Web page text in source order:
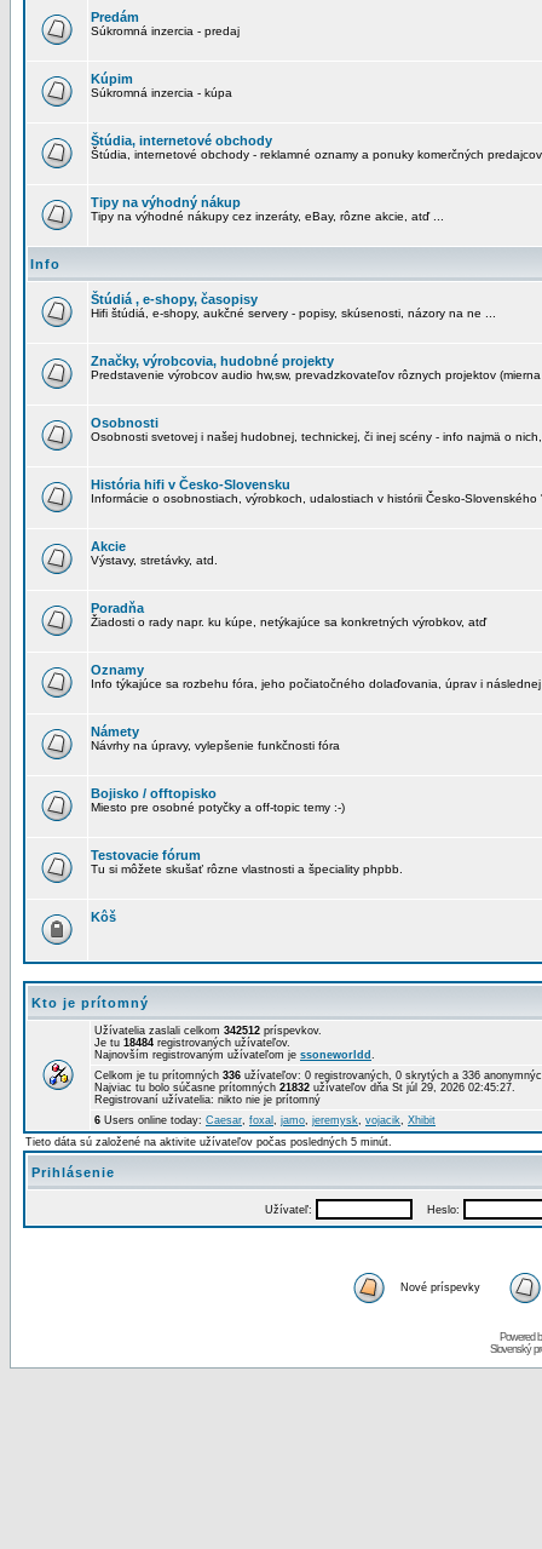
Predám
Súkromná inzercia - predaj
Kúpim
Súkromná inzercia - kúpa
Štúdia, internetové obchody
Štúdia, internetové obchody - reklamné oznamy a ponuky komerčných predajcov
Tipy na výhodný nákup
Tipy na výhodné nákupy cez inzeráty, eBay, rôzne akcie, atď ...
Info
Štúdiá , e-shopy, časopisy
Hifi štúdiá, e-shopy, aukčné servery - popisy, skúsenosti, názory na ne ...
Značky, výrobcovia, hudobné projekty
Predstavenie výrobcov audio hw,sw, prevadzkovateľov rôznych projektov
Osobnosti
Osobnosti svetovej i našej hudobnej, technickej, či inej scény - info najmä o
História hifi v Česko-Slovensku
Informácie o osobnostiach, výrobkoch, udalostiach v histórii Česko-Slovenského
Akcie
Výstavy, stretávky, atd.
Poradňa
Žiadosti o rady napr. ku kúpe, netýkajúce sa konkretných výrobkov, atď
Oznamy
Info týkajúce sa rozbehu fóra, jeho počiatočného dolaďovania, úprav i
Námety
Návrhy na úpravy, vylepšenie funkčnosti fóra
Bojisko / offtopisko
Miesto pre osobné potyčky a off-topic temy :-)
Testovacie fórum
Tu si môžete skušať rôzne vlastnosti a špeciality phpbb.
Kôš
Kto je prítomný
Užívatelia zaslali celkom 342512 príspevkov.
Je tu 18484 registrovaných užívateľov.
Najnovším registrovaným užívateľom je ssoneworldd .
Celkom je tu prítomných 336 užívateľov: 0 registrovaných, 0 skrytých a 336
Najviac tu bolo súčasne prítomných 21832 užívateľov dňa St júl 29, 2026 02:45:27.
Registrovaní užívatelia: nikto nie je prítomný
6 Users online today: Caesar, foxal , jamo, jeremysk, vojacik, Xhibit
Tieto dáta sú založené na aktivite užívateľov počas posledných 5 minút.
Prihlásenie
Užívateľ: Heslo:
Nové príspevky
Powered
Slovenský